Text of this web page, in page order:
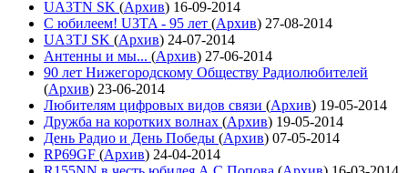
UA3TN SK (Архив) 16-09-2014
С юбилеем! U3TA - 95 лет (Архив) 27-08-2014
UA3TJ SK (Архив) 24-07-2014
Антенны и мы... (Архив) 27-06-2014
90 лет Нижегородскому Обществу Радиолюбителей
(Архив) 23-06-2014
Любителям цифровых видов связи (Архив) 19-05-2014
Дружба на коротких волнах (Архив) 19-05-2014
День Радио и День Победы (Архив) 07-05-2014
RP69GF (Архив) 24-04-2014